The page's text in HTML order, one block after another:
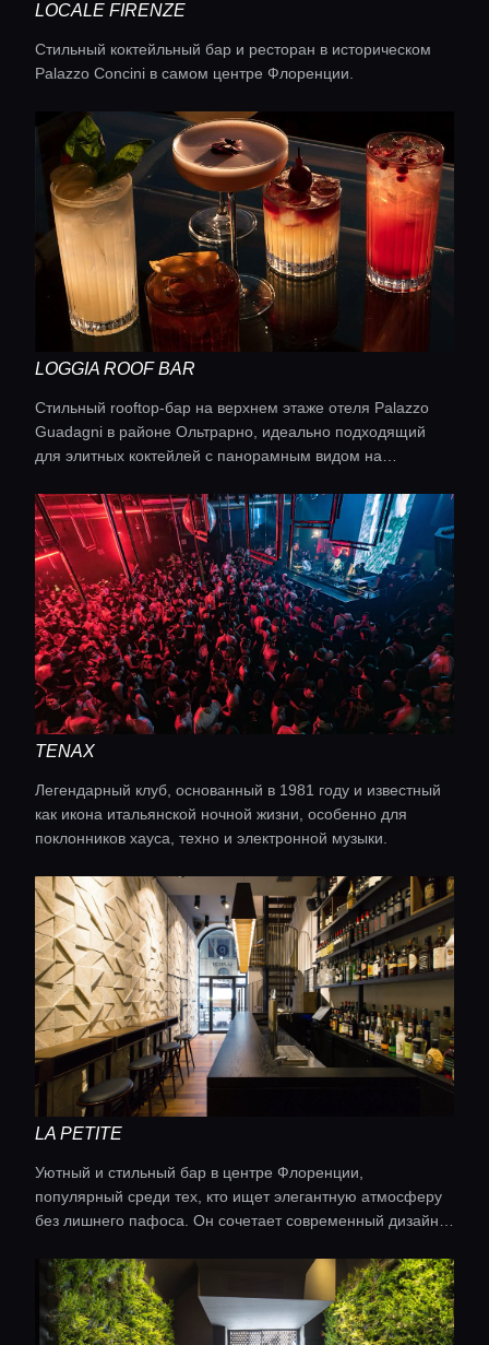
Главная
Локации
Гиды
LOCALE FIRENZE
Стильный коктейльный бар и ресторан в историческом
Palazzo Concini в самом центре Флоренции.
LOGGIA ROOF BAR
Стильный rooftop-бар на верхнем этаже отеля Palazzo
Guadagni в районе Ольтрарно, идеально подходящий
для элитных коктейлей с панорамным видом на
TENAX
Легендарный клуб, основанный в 1981 году и известный
как икона итальянской ночной жизни, особенно для
поклонников хауса, техно и электронной музыки.
LA PETITE
Уютный и стильный бар в центре Флоренции,
популярный среди тех, кто ищет элегантную атмосферу
без лишнего пафоса. Он сочетает современный дизайн с
подходит для аперитива или поздних напитков.